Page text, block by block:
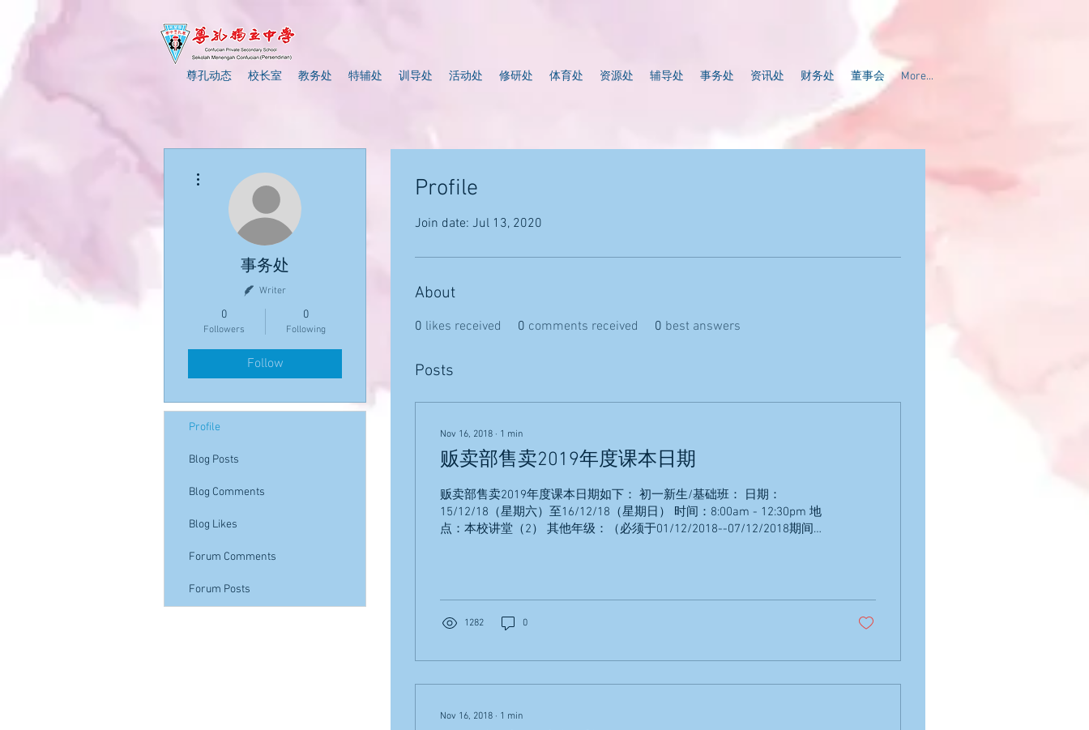
尊孔动态 校长室 教务处 特辅处 训导处 活动处 修研处 体育处 资源处 辅导处 事务处 资讯处 财务处 董事会 More...
Profile
Join date: Jul 13, 2020
About
0 likes received 0 comments received 0 best answers
Posts
Nov 16, 2018 ∙ 1 min
贩卖部售卖2019年度课本日期
贩卖部售卖2019年度课本日期如下： 初一新生/基础班： 日期：
15/12/18（星期六）至16/12/18（星期日） 时间：8:00am - 12:30pm 地
点：本校讲堂（2） 其他年级：（必须于01/12/2018--07/12/2018期间上
1282 0
Nov 16, 2018 ∙ 1 min
事务处
Writer
0
Followers
0
Following
Follow
Profile
Blog Posts
Blog Comments
Blog Likes
Forum Comments
Forum Posts